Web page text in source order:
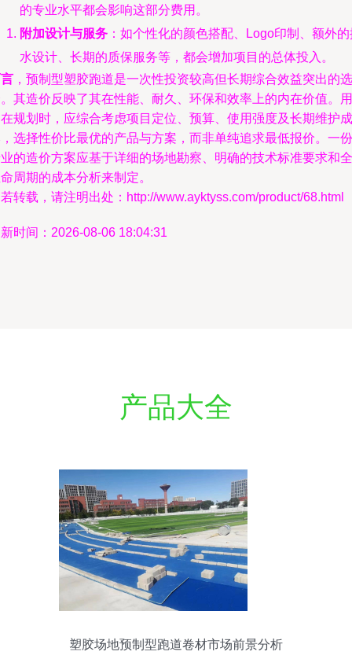
的专业水平都会影响这部分费用。
附加设计与服务 ：如个性化的颜色搭配、Logo印制、额外
水设计、长期的质保服务等，都会增加项目的总体投入。
，预制型塑胶跑道是一次性投资较高但长期综合效益突出的选
其造价反映了其在性能、耐久、环保和效率上的内在价值。用
规划时，应综合考虑项目定位、预算、使用强度及长期维护成
选择性价比最优的产品与方案，而非单纯追求最低报价。一份
的造价方案应基于详细的场地勘察、明确的技术标准要求和全
周期的成本分析来制定。
转载，请注明出处：http://www.ayktyss.com/product/68.html
时间：2026-08-06 18:04:31
产品大全
塑胶场地预制型跑道卷材市场前景分析